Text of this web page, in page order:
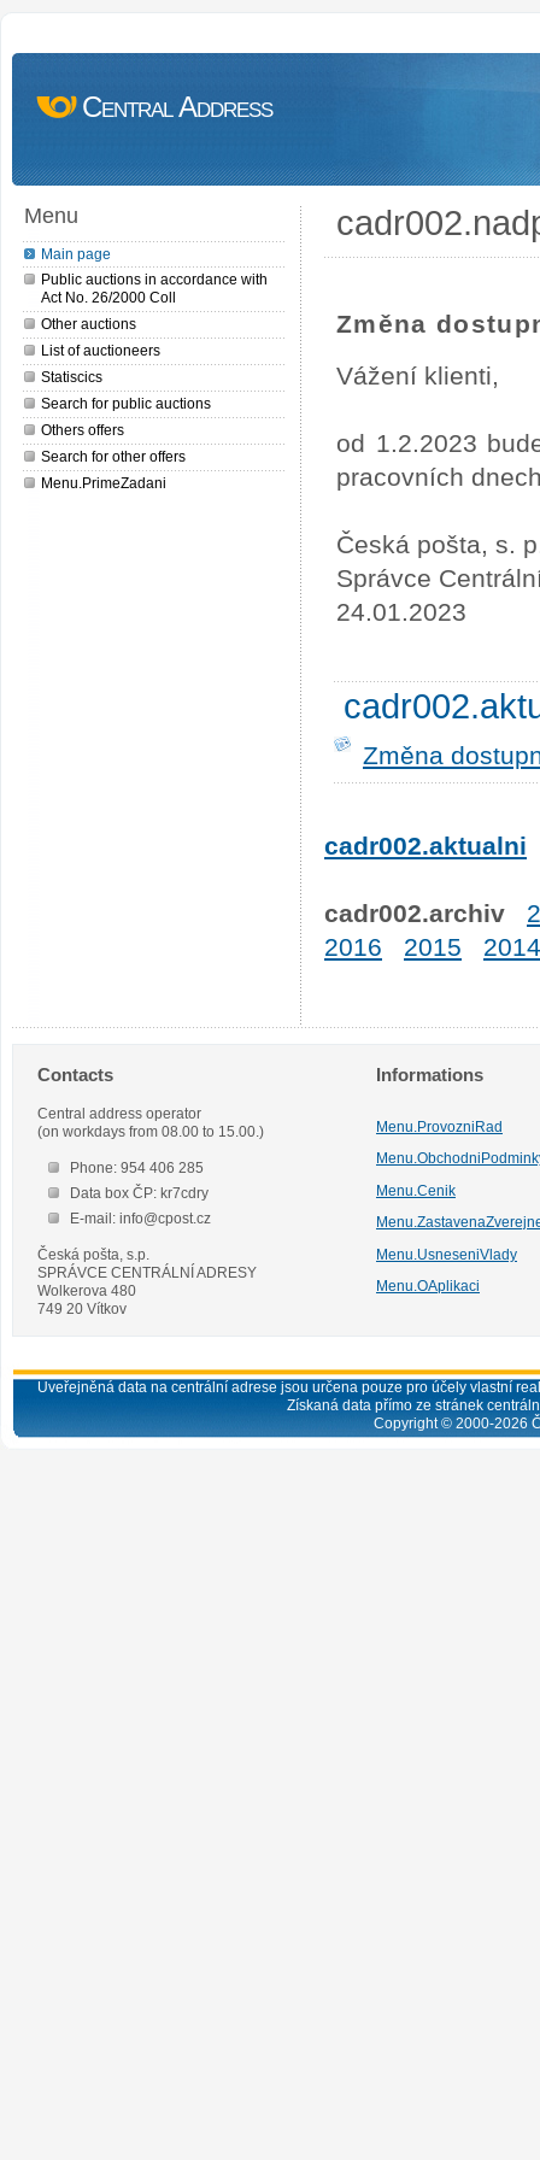
Central Address
Menu
Main page
Public auctions in accordance with
Act No. 26/2000 Coll
Other auctions
List of auctioneers
Statiscics
Search for public auctions
Others offers
Search for other offers
Menu.PrimeZadani
Změna
Vážení klienti,
od 1.2.2023
pracovních
Česká pošta, s.
Správce
24.01.2023
Změna
cadr002.aktualni
cadr002.archiv
2016
2015 2014
Contacts
Central address operator
(on workdays from 08.00 to 15.00.)
Phone: 954 406 285
Data box ČP: kr7cdry
E-mail: info@cpost.cz
Česká pošta, s.p.
SPRÁVCE CENTRÁLNÍ ADRESY
Wolkerova 480
749 20 Vítkov
Informations
Menu.ProvozniRad
Menu.Cenik
Menu.UsneseniVlady
Menu.OAplikaci
Uveřejněná data na centrální adrese jsou určena pouze pro účely vlastní
Získaná data přímo ze stránek
Copyright © 2000-2026